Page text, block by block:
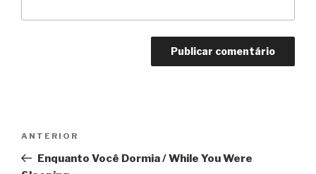
Post
Anterior
ANTERIOR
Enquanto Você Dormia / While You Were